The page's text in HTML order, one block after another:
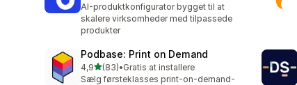
AI-produktkonfigurator bygget til at
skalere virksomheder med tilpassede
produkter
Podbase: Print on Demand
4,9ud af 5 stjerner
(83)
83 anmeldelser i alt
•Gratis at installere
Sælg førsteklasses print-on-demand-